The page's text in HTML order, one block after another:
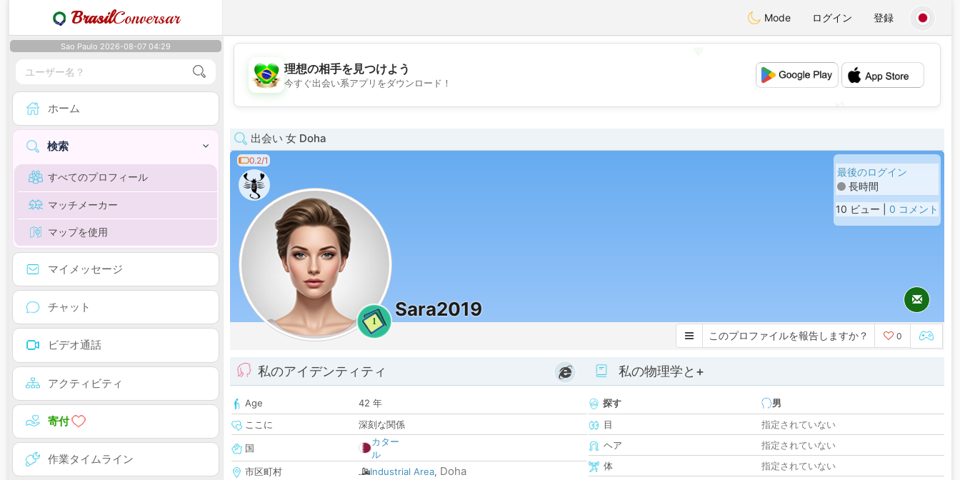
BrasilConversar Mode ログイン 登録
Sao Paulo 2026-08-07 04:29
ホーム
検索
すべてのプロフィール
マッチメーカー
マップを使用
マイメッセージ
チャット
ビデオ通話
アクティビティ
寄付
作業タイムライン
💖
💕
理想の相手を見つけよう
今すぐ出会い系アプリをダウンロード！
出会い 女 Doha
0.2/1
1
Sara2019
最後のログイン
長時間
10 ビュー | 0 コメント
このプロファイルを報告しますか？ 0
私のアイデンティティ
Age
42 年
ここに
深刻な関係
国
カター
ル
市区町村
Industrial Area, Doha
私の物理学と+
探す
男
目
指定されていない
ヘア
指定されていない
体
指定されていない